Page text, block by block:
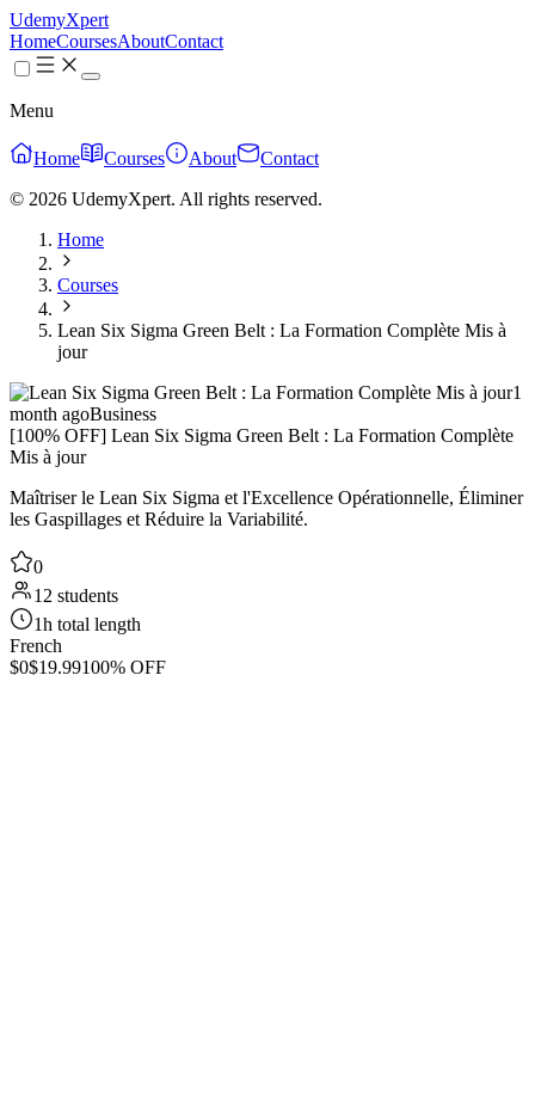
UdemyXpert
HomeCoursesAboutContact
Menu
Home Courses About
Contact
© 2026 UdemyXpert. All rights reserved.
Home
Courses
Lean Six Sigma Green Belt : La Formation Complète Mis à
jour
1
month agoBusiness
[100% OFF] Lean Six Sigma Green Belt : La Formation Complète
Mis à jour
Maîtriser le Lean Six Sigma et l'Excellence Opérationnelle, Éliminer
les Gaspillages et Réduire la Variabilité.
0
12 students
1h total length
French
$0$19.99100% OFF